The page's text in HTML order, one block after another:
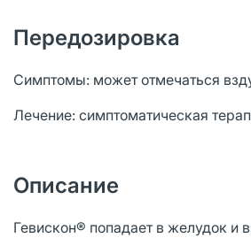
Передозировка
Симптомы: может отмечаться
Лечение: симптоматическая
Описание
Гевискон® попадает в желудок и